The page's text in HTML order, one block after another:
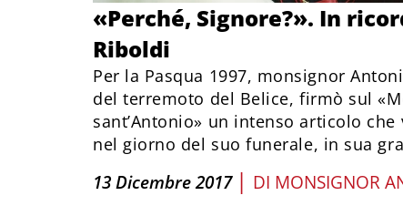
«Perché, Signore?». In
Riboldi
Per la Pasqua 1997, monsignor
del terremoto del Belice, firmò sul
sant’Antonio» un intenso articolo
nel giorno del suo funerale, in sua
13 Dicembre 2017 | DI MONSIGNOR